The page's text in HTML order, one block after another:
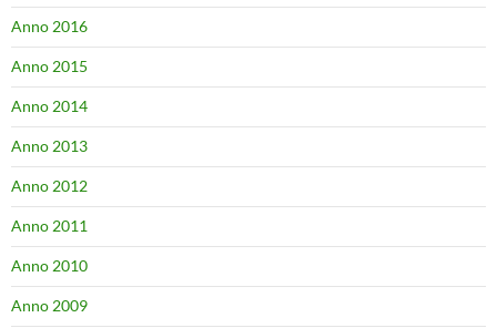
Anno 2016
Anno 2015
Anno 2014
Anno 2013
Anno 2012
Anno 2011
Anno 2010
Anno 2009